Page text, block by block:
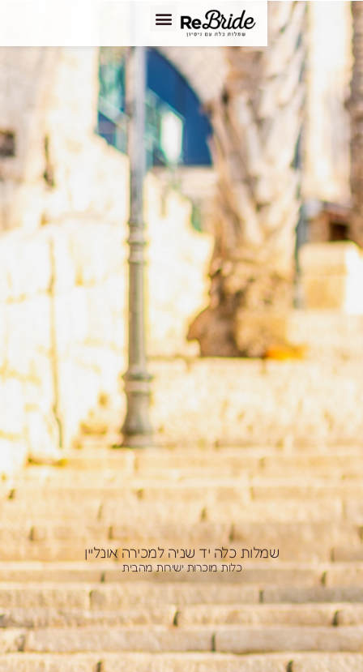
כלה יד שניה למכירה אונליין
כלות מוכרות ישירות מהבית